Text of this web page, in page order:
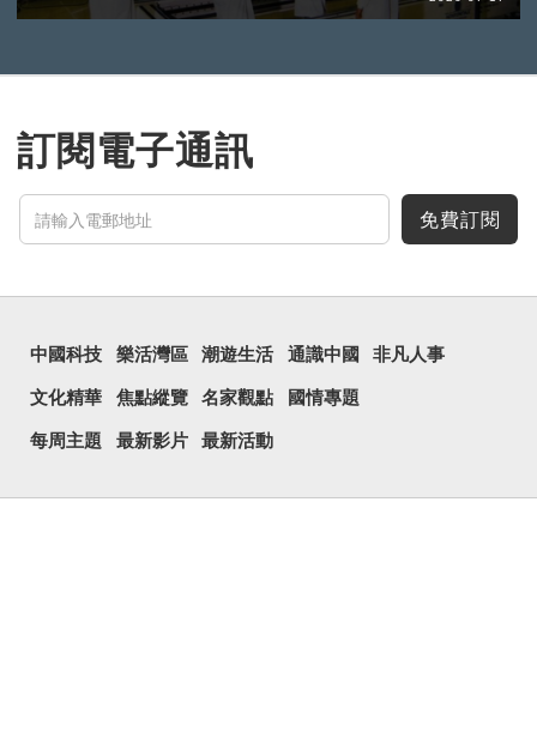
訂閱電子通訊
免費訂閱
中國科技 樂活灣區 潮遊生活 通識中國 非凡人事
文化精華 焦點縱覽 名家觀點 國情專題
每周主題 最新影片 最新活動